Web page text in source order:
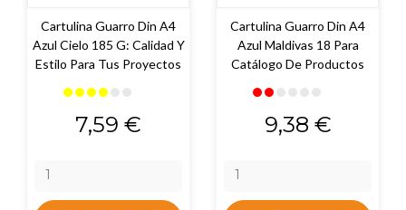
Cartulina Guarro Din A4
Azul Cielo 185 G: Calidad Y
Estilo Para Tus Proyectos
Precio
7,59 €
Cartulina Guarro Din A4
Azul Maldivas 18 Para
Catálogo De Productos
Precio
9,38 €